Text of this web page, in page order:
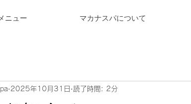
ニュー マカナスパについて
2025年10月31日 読了時間: 2分